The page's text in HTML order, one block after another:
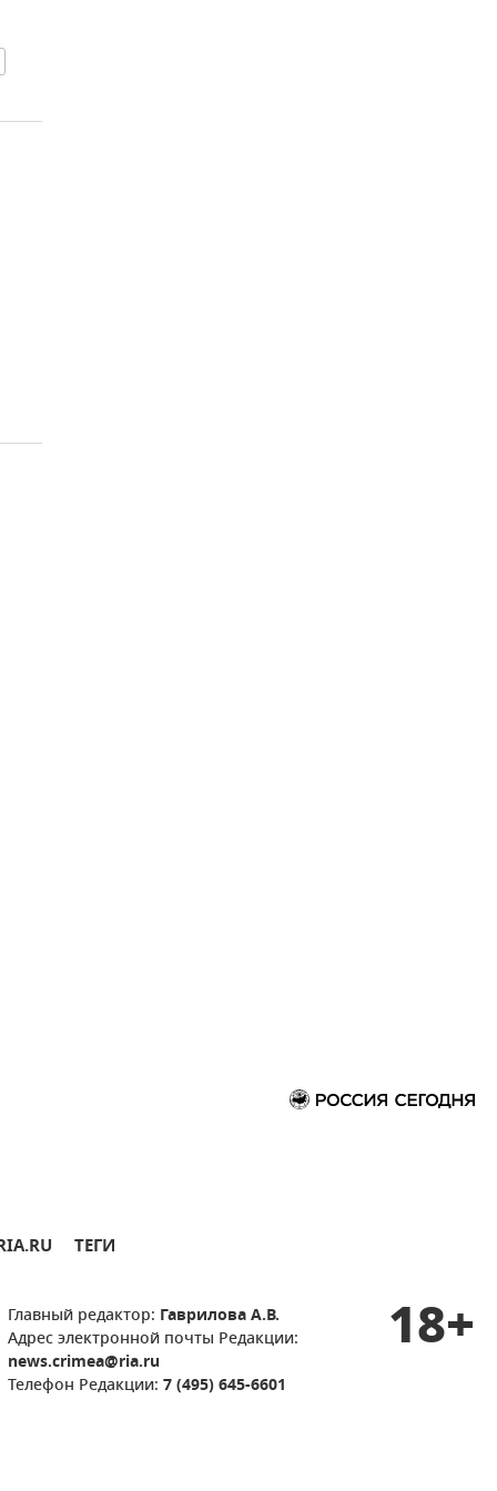
ТЕГИ
Главный редактор: Гаврилова А.В.
Адрес электронной почты Редакции:
news.crimea@ria.ru
Телефон Редакции: 7 (495) 645-6601
18+